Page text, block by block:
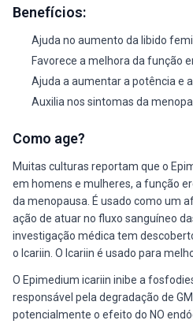
Benefícios:
Ajuda no aumento da libido
Favorece a melhora da função
Ajuda a aumentar a potência e
Auxilia nos sintomas da
Como age?
Muitas culturas reportam que o
em homens e mulheres, a função
da menopausa. É usado como um
ação de atuar no fluxo sanguíneo
investigação médica tem
o Icariin. O Icariin é usado para
O Epimedium icariin inibe a
responsável pela degradação de
potencialmente o efeito do NO